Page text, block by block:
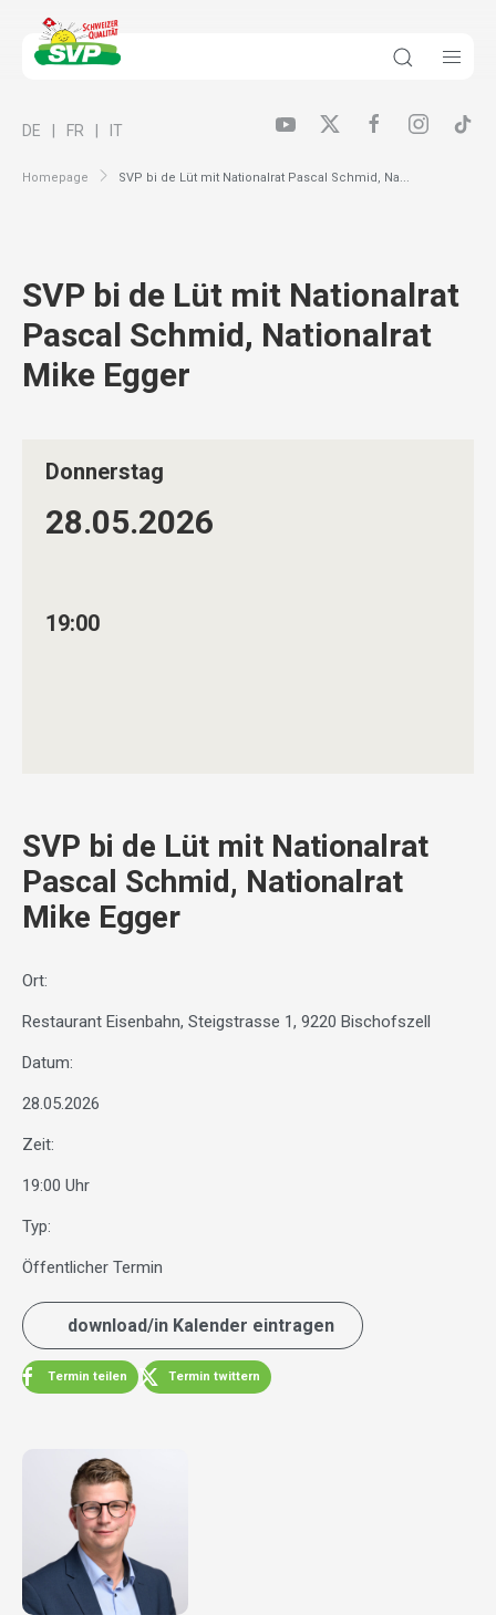
Homepage SVP bi de Lüt mit Nationalrat Pascal Schmid, Na...
DE FR IT
SVP bi de Lüt mit Nationalrat
Pascal Schmid, Nationalrat
Mike Egger
Donnerstag
28.05.2026
19:00
SVP bi de Lüt mit Nationalrat
Pascal Schmid, Nationalrat
Mike Egger
Ort:
Restaurant Eisenbahn, Steigstrasse 1, 9220 Bischofszell
Datum:
28.05.2026
Zeit:
19:00 Uhr
Typ:
Öffentlicher Termin
download/in Kalender eintragen
Termin teilen Termin twittern